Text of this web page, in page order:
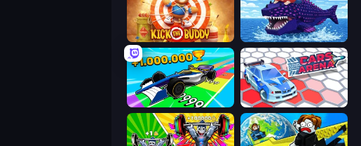
Kick the Buddy Obby Fish Challenge: Ride
Obby Car Challenge: Drive Cars Arena